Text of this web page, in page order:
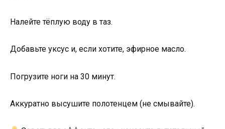
Налейте тёплую воду в таз.
Добавьте уксус и, если хотите, эфирное масло.
Погрузите ноги на 30 минут.
Аккуратно высушите полотенцем (не смывайте).